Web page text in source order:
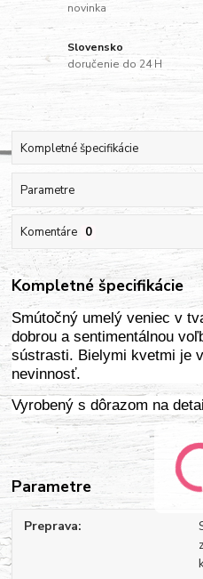
novinka
Slovensko
doručenie do 24 H
Kompletné špecifikácie
Parametre
Komentáre 0
Kompletné špecifikácie
Smútočný umelý veniec v
dobrou a sentimentálnou
sústrasti. Bielymi kvetmi je
nevinnosť.
Vyrobený s dôrazom na
Parametre
Preprava